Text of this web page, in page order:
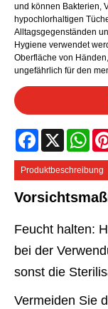
und können Bakterien,
hypochlorhaltigen
Alltagsgegenständen
Hygiene verwendet
Oberfläche von
ungefährlich für den
Facebook
X
Produktbeschreibung
Feucht halten:
bei der
sonst die
Vermeiden Sie